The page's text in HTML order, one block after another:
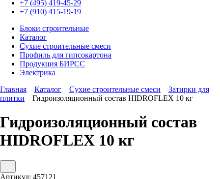
+7 (495) 419-45-29
+7 (910) 415-19-19
Блоки строительные
Каталог
Сухие строительные смеси
Профиль для гипсокартона
Продукция БИРСС
Электрика
Главная
Каталог Сухие строительные смеси
Затирки для
плитки
Гидроизоляционный состав HIDROFLEX 10 кг
Гидроизоляционный состав
HIDROFLEX 10 кг
Артикул: 457121